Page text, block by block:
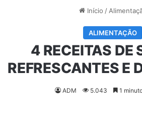
Início /
ALIMENTAÇÃO
4 RECEITAS DE
REFRESCANTES E
ADM 5.043 1